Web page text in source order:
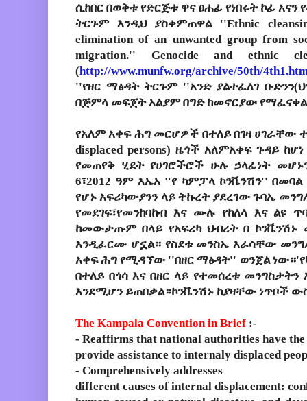
ሲከበር በወቅቱ የድርጅቱ ዋና ፀሐፊ የነበሩት ኮፊ አናን
ትርጉም
እንዲህ ያስቀምጠዋል''Ethnic
elimination of an unwanted group from
migration.'' Genocide and ethnic
(http://www.munfw.org/archive/50th/
''የዘር ማፅዳት ትርጉም''አንድ ያልተፈለገ ቡድንን(
በጅምላ መፍጀት አልያም በግድ ከመኖርያው የማፈናቀል
የአለም አቀፍ ሕግ መርሆዎች በተለይ በገዛ ሀገራቸው
displaced persons) ዜጎች አለምአቀፍ ጉዳይ
የመጠየቅ ሂደት የሀገሮችሮች ሁሉ ኃላፊነት
6፣2012 ዓም እኤአ ''የ ካምፓላ ኮንቬንሽን''
የሆኑ አፍሪካውያንን ላይ ትኩረት ያደረገው ጉባኤ
የመደገፍ፣የመንከባከብ እና ሙሉ የከለላ እና ልዩ
ከመውታጡም በላይ የአፍሪካ ህብረት በ ኮንቬንሽኑ
እንዲፈርሙ ሆኗል። የስደቱ መንስኤ እራሳቸው
አቀፍ ሕግ የሚዳኘው ''በዘር ማፅዳት'' ወንጀል
በተለይ በጎሳ እና በዘር ላይ የተመሰረቱ
እንደሚሆን ይጠበቃል።ኮንቬንሽኑ ከያዛቸው ነጥቦች
The Kampala Convention in Brief :-
- Reaffirms that national authorities have
provide assistance to internaly displaced
- Comprehensively addresses
different causes of internal displacement: